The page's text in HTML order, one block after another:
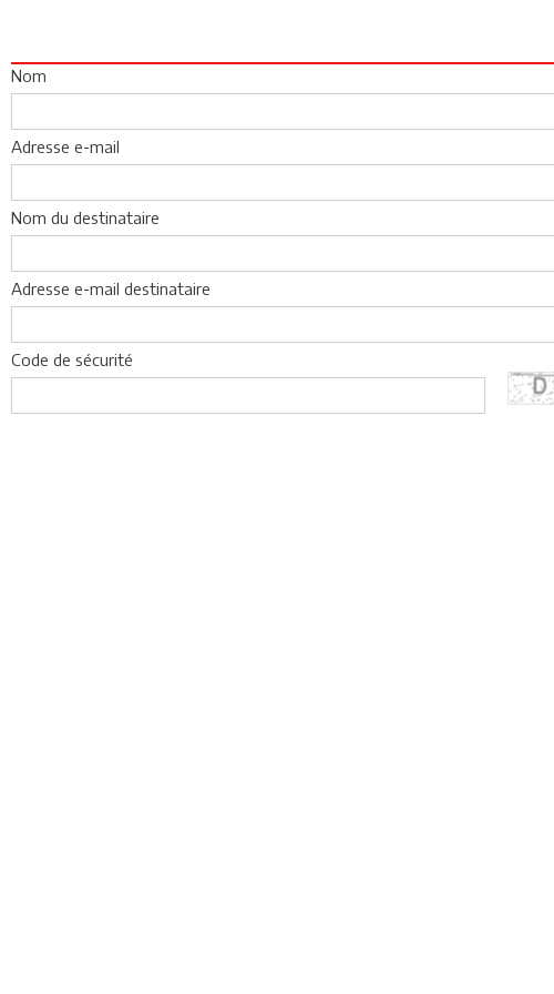
Nom
Adresse e-mail
Nom du destinataire
Adresse e-mail destinataire
Code de sécurité